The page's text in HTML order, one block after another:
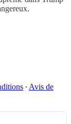
∙ Avis de